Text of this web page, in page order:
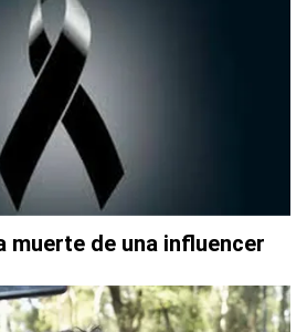
muerte de una influencer